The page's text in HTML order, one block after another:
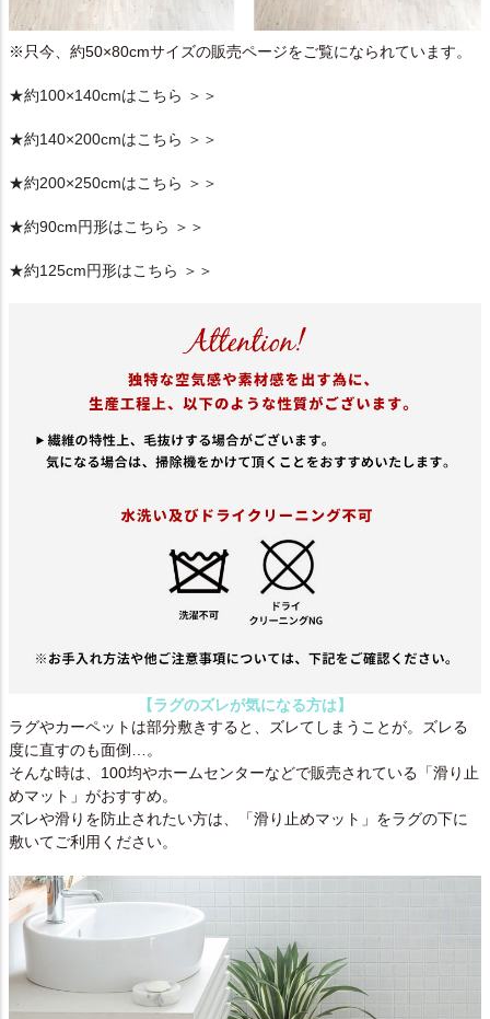
※只今、約50×80cmサイズの販売ページをご覧になられています。
★約100×140cmはこちら ＞＞
★約140×200cmはこちら ＞＞
★約200×250cmはこちら ＞＞
★約90cm円形はこちら ＞＞
★約125cm円形はこちら ＞＞
【ラグのズレが気になる方は】
ラグやカーペットは部分敷きすると、ズレてしまうことが。ズレる
度に直すのも面倒…。
そんな時は、100均やホームセンターなどで販売されている「滑り止
めマット」がおすすめ。
ズレや滑りを防止されたい方は、「滑り止めマット」をラグの下に
敷いてご利用ください。